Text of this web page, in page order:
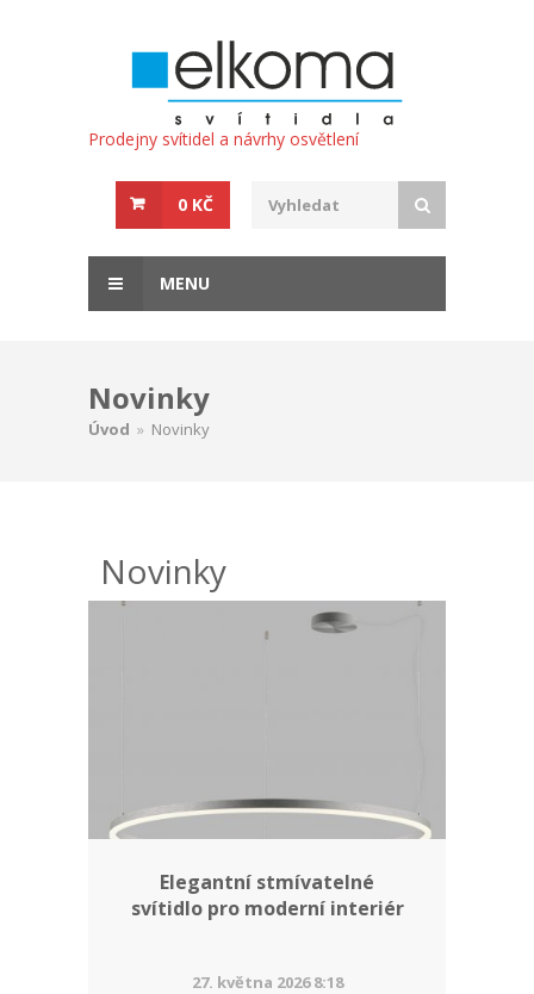
Prodejny svítidel a návrhy osvětlení
0 KČ
MENU
Novinky
Úvod » Novinky
Novinky
Elegantní stmívatelné
svítidlo pro moderní interiér
27. května 2026 8:18